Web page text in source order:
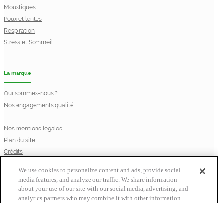
Moustiques
Poux et lentes
Respiration
Stress et Sommeil
La marque
Qui sommes-nous ?
Nos engagements qualité
Nos mentions légales
Plan du site
Crédits
Cookie List
© Laboratoire Perrigo France
We use cookies to personalize content and ads, provide social
media features, and analyze our traffic. We share information
about your use of our site with our social media, advertising, and
analytics partners who may combine it with other information